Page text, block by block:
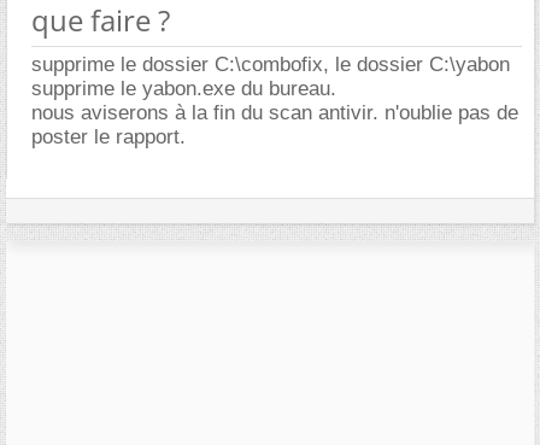
que faire ?
supprime le dossier C:\combofix, le dossier C:\yabon
supprime le yabon.exe du bureau.
nous aviserons à la fin du scan antivir. n'oublie pas de
poster le rapport.